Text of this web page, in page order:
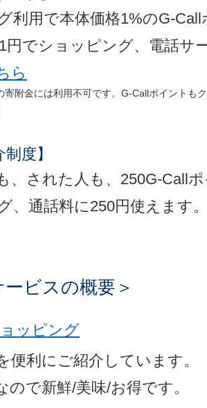
利用で本体価格1%のG-
円でショッピング、電話サ
ら
寄附金には利用不可です。G-Callポイントも
度】
、された人も、250G-Call
、通話料に250円使えます
ービスの概要＞
ッピング
便利にご紹介しています。
ので新鮮/美味/お得です。